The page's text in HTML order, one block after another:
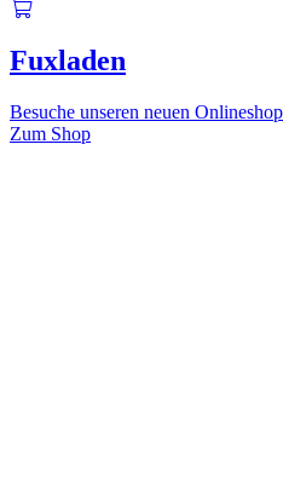
Fuxladen
Besuche unseren neuen
Zum Shop